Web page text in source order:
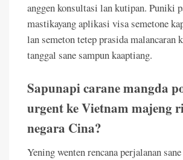
anggen konsultasi lan kutipan. Puniki
mastikayang aplikasi visa semetone
lan semeton tetep prasida malancaran
tanggal sane sampun kaaptiang.
Sapunapi carane mangda
urgent ke Vietnam majeng
negara Cina?
Yening wenten rencana perjalanan